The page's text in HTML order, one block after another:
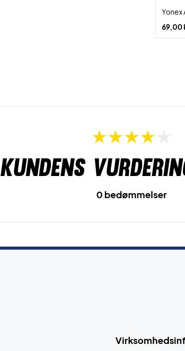
Yonex
69,00
Kundens
0 bedømmelser